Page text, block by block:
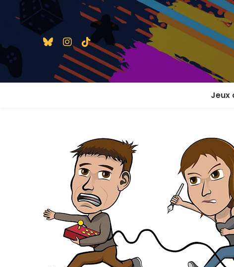
Jeux
2
2
En
En
Jeux